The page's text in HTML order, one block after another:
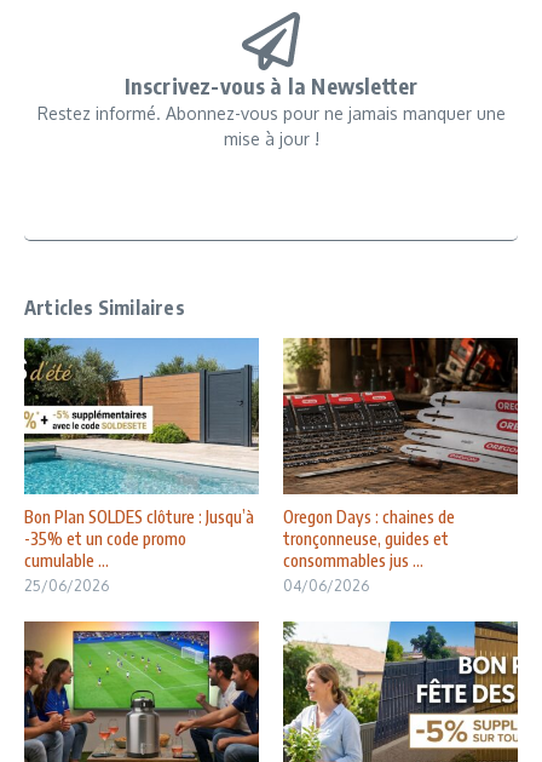
Inscrivez-vous à la Newsletter
Restez informé. Abonnez-vous pour ne jamais manquer une
mise à jour !
Articles Similaires
Bon Plan SOLDES clôture : Jusqu’à
-35% et un code promo
cumulable ...
25/06/2026
Oregon Days : chaines de
tronçonneuse, guides et
consommables jus ...
04/06/2026